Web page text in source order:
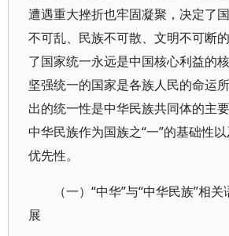
遭遇重大挫折也牢固凝聚，决定了
不可乱、民族不可散、文明不可断
了国家统一永远是中国核心利益的
坚强统一的国家是各族人民的命运
出的统一性是中华民族共同体的主
中华民族作为国族之“一”的基础性
优先性。
（一）“中华”与“中华民族”相
展